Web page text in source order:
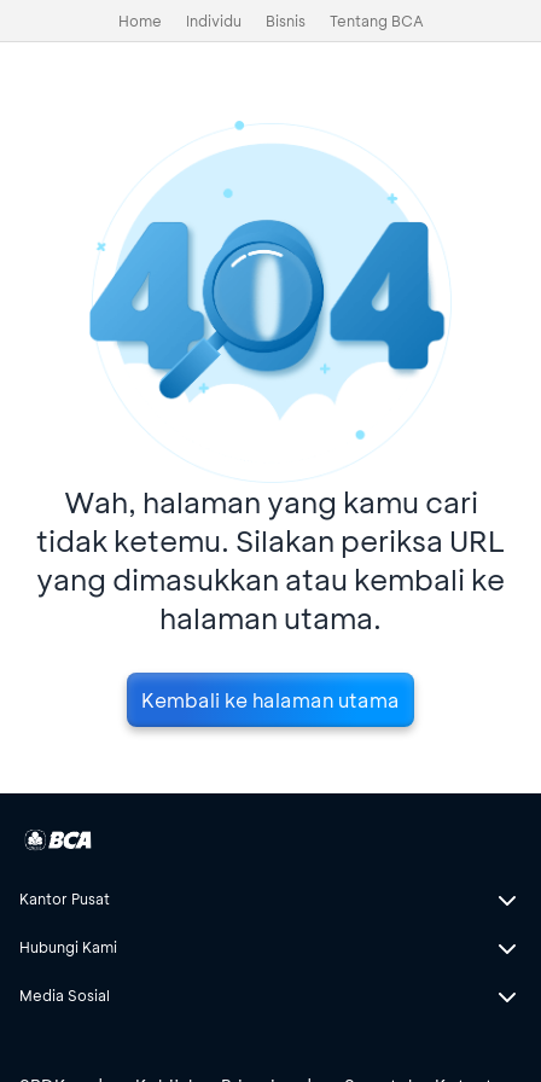
Home Individu Bisnis Tentang BCA
Wah, halaman yang kamu cari
tidak ketemu. Silakan periksa URL
yang dimasukkan atau kembali ke
halaman utama.
Kembali ke halaman utama
Kantor Pusat
Hubungi Kami
Media Sosial